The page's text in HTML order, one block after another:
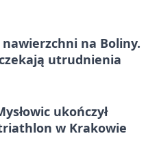
na Boliny.
utrudnienia
ukończył
w Krakowie